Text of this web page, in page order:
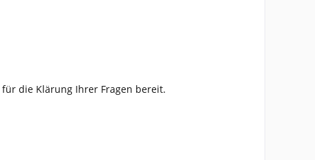
für die Klärung Ihrer Fragen bereit.